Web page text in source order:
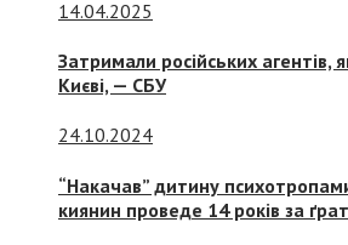
14.04.2025
Затримали російських агентів,
Києві, — СБУ
24.10.2024
“Накачав” дитину
киянин проведе 14 років за